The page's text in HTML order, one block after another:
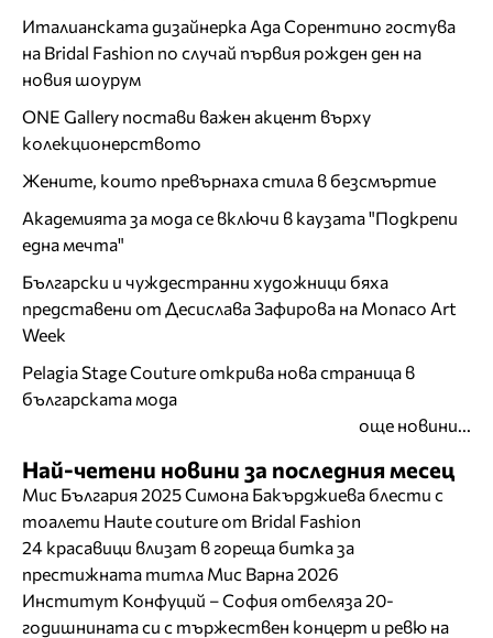
Италианската дизайнерка Ада Сорентино гостува
на Bridal Fashion по случай първия рожден ден на
новия шоурум
ONE Gallery постави важен акцент върху
колекционерството
Жените, които превърнаха стила в безсмъртие
Академията за мода се включи в каузата "Подкрепи
една мечта"
Български и чуждестранни художници бяха
представени от Десислава Зафирова на Monaco Art
Week
Pelagia Stage Couture открива нова страница в
българската мода
още новини...
Най-четени новини за последния месец
Мис България 2025 Симона Бакърджиева блести с
тоалети Haute couture от Bridal Fashion
24 красавици влизат в гореща битка за
престижната титла Мис Варна 2026
Институт Конфуций – София отбеляза 20-
годишнината си с тържествен концерт и ревю на